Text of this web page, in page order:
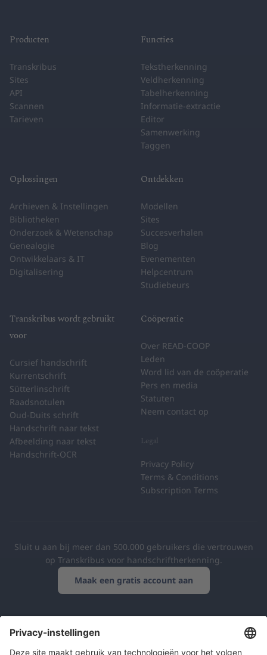
Producten
Transkribus
Sites
API
Scannen
Tarieven
Functies
Tekstherkenning
Veldherkenning
Tabelherkenning
Informatie-extractie
Editor
Samenwerking
Taggen
Oplossingen
Archieven & Instellingen
Bibliotheken
Onderzoek & Wetenschap
Genealogie
Ontwikkelaars & IT
Digitalisering
Ontdekken
Modellen
Sites
Succesverhalen
Blog
Evenementen
Helpcentrum
Studiebeurs
Transkribus wordt gebruikt
voor
Cursief handschrift
Kurrentschrift
Sütterlinschrift
Raadsnotulen
Oud-Duits schrift
Handschrift naar tekst
Afbeelding naar tekst
Handschrift-OCR
Coöperatie
Over READ-COOP
Leden
Word lid van de coöperatie
Pers en media
Statuten
Neem contact op
Legal
Privacy Policy
Terms & Conditions
Subscription Terms
Sluit u aan bij meer dan 500.000 gebruikers die vertrouwen
op Transkribus voor handschriftherkenning.
Maak een gratis account aan
Europese coöperatie AVG-conform